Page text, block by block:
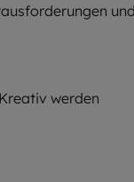
werden